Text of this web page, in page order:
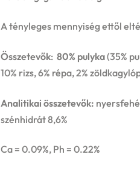
A tényleges mennyiség ettől
Összetevők: 80% pulyka(35%
10% rizs, 6% répa, 2%
Analitikai összetevők:
szénhidrát 8,6%
Ca = 0.09%, Ph = 0.22%